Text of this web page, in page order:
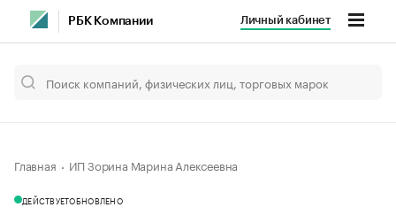
РБК Компании Личный кабинет
Главная ИП Зорина Марина Алексеевна
ДЕЙСТВУЕТОБНОВЛЕНО